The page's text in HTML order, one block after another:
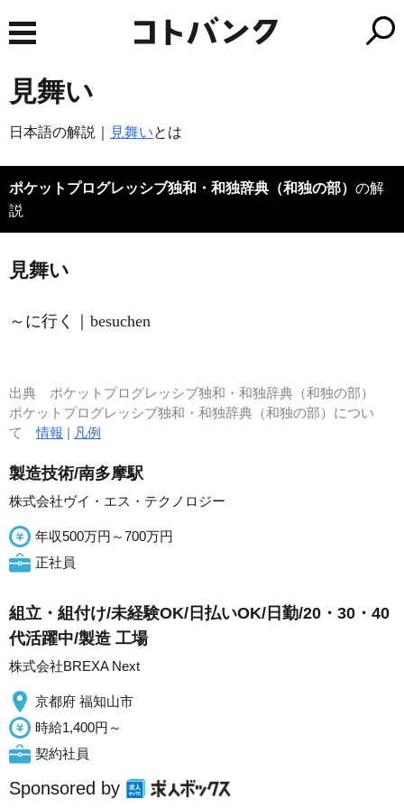
見舞い
日本語の解説｜ 見舞いとは
ポケットプログレッシブ独和・和独辞典（和独の部） の解
説
見舞い
～に行く｜besuchen
出典 ポケットプログレッシブ独和・和独辞典（和独の部）
ポケットプログレッシブ独和・和独辞典（和独の部）につい
て情報 | 凡例
製造技術/南多摩駅
株式会社ヴイ・エス・テクノロジー
年収500万円～700万円
正社員
組立・組付け/未経験OK/日払いOK/日勤/20・30・40
代活躍中/製造 工場
株式会社BREXA Next
京都府 福知山市
時給1,400円～
契約社員
Sponsored by